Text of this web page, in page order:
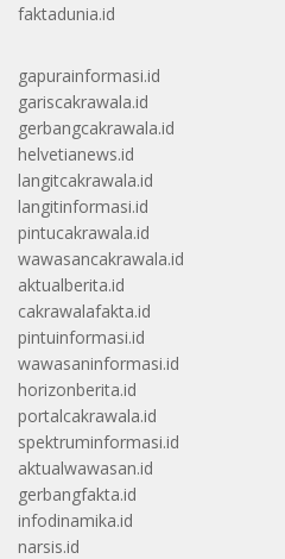
faktadunia.id
gapurainformasi.id
gariscakrawala.id
gerbangcakrawala.id
helvetianews.id
langitcakrawala.id
langitinformasi.id
pintucakrawala.id
wawasancakrawala.id
aktualberita.id
cakrawalafakta.id
pintuinformasi.id
wawasaninformasi.id
horizonberita.id
portalcakrawala.id
spektruminformasi.id
aktualwawasan.id
gerbangfakta.id
infodinamika.id
narsis.id